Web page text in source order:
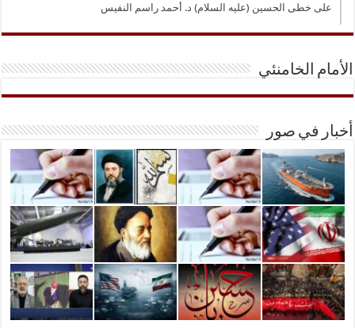
على خطى الحسين (عليه السلام) د. أحمد راسم النفيس
الأمام الخامنئي
أخبار في صور